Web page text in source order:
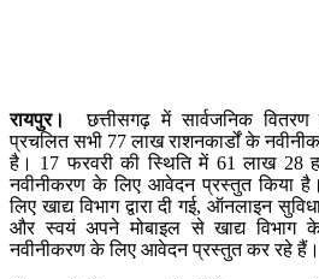
रायपुर।
छत्तीसगढ़ में सार्वजनिक
प्रचलित सभी 77 लाख राशनकार्डों के
है। 17 फरवरी की स्थिति में 61 लाख 28
नवीनीकरण के लिए आवेदन प्रस्तुत किया
लिए खाद्य विभाग द्वारा दी गई, ऑनलाइन
और स्वयं अपने मोबाइल से खाद्य विभाग
नवीनीकरण के लिए आवेदन प्रस्तुत कर रहे हैं।